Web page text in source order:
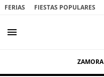
FERIAS FIESTAS POPULARES
menu
ZAMORA